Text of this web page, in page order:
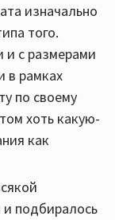
изначально
того.
и с размерами
в рамках
по своему
хоть какую-
как
и подбиралось